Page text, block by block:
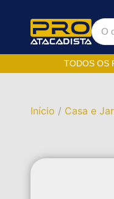
TODOS OS
Início / Casa e